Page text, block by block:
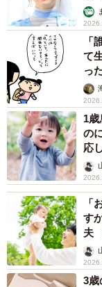
いらないですよと
語ります。
3月生まれの子は
なり、発育発達の
か保育園の問題な
も、「成長ととも
や環境、その子の
子どもは育ってい
るよう国で動い
さらに、「親が
出すことではない
生まれのお子さん
っぱい幸せに人生
「
て
っ
1
の
応
出
「
す
夫
3